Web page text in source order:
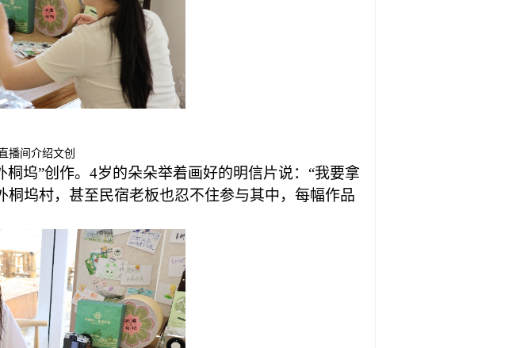
播间介绍文创
桐坞”创作。4岁的朵朵举着画好的明信片说：“我要拿
坞村，甚至民宿老板也忍不住参与其中，每幅作品